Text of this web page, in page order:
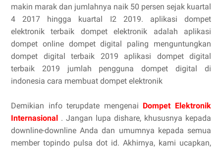
makin marak dan jumlahnya naik 50 persen sejak kuartal
4 2017 hingga kuartal I2 2019. aplikasi dompet
elektronik terbaik dompet elektronik adalah aplikasi
dompet online dompet digital paling menguntungkan
dompet digital terbaik 2019 aplikasi dompet digital
terbaik 2019 jumlah pengguna dompet digital di
indonesia cara membuat dompet elektronik
Demikian info terupdate mengenai Dompet Elektronik
Internasional . Jangan lupa dishare, khususnya kepada
downline-downline Anda dan umumnya kepada semua
member topindo pulsa dot id. Akhirnya, kami ucapkan,